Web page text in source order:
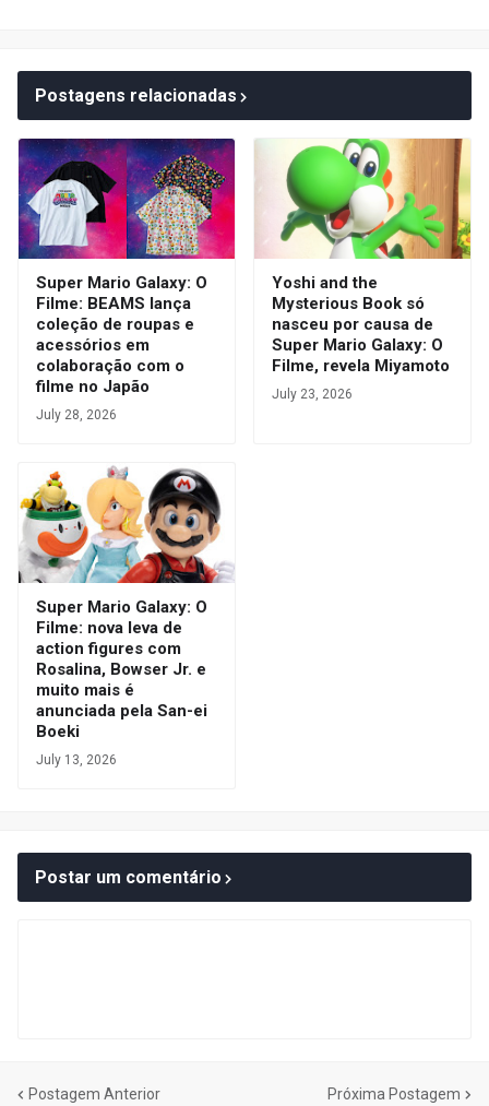
Postagens relacionadas
Super Mario Galaxy: O
Filme: BEAMS lança
coleção de roupas e
acessórios em
colaboração com o
filme no Japão
July 28, 2026
Yoshi and the
Mysterious Book só
nasceu por causa de
Super Mario Galaxy: O
Filme, revela Miyamoto
July 23, 2026
Super Mario Galaxy: O
Filme: nova leva de
action figures com
Rosalina, Bowser Jr. e
muito mais é
anunciada pela San-ei
Boeki
July 13, 2026
Postar um comentário
Postagem Anterior Próxima Postagem